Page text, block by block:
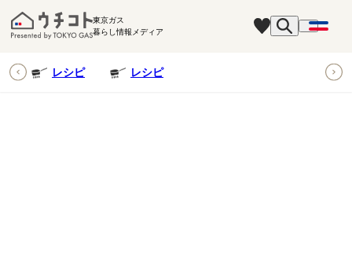
東京ガス
暮らし情報メディア
レシピ レシピ